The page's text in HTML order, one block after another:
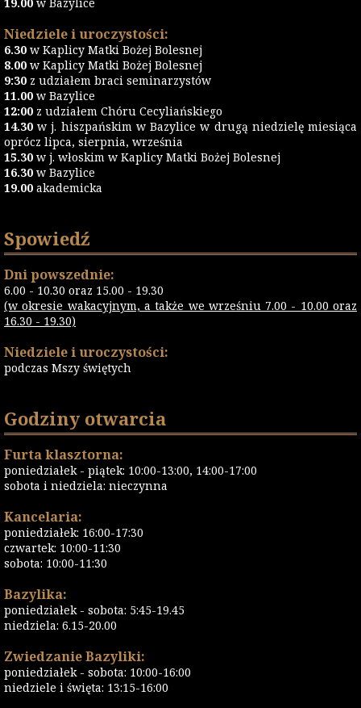
Niedziele i uroczystości:
6.30 w Kaplicy Matki Bożej Bolesnej
8.00 w Kaplicy Matki Bożej Bolesnej
9:30 z udziałem braci seminarzystów
11.00 w Bazylice
12:00 z udziałem Chóru Cecyliańskiego
14.30 w j. hiszpańskim w Bazylice w drugą niedzielę miesiąca
oprócz lipca, sierpnia, września
15.30 w j. włoskim w Kaplicy Matki Bożej Bolesnej
16.30 w Bazylice
19.00 akademicka
Spowiedź
Dni powszednie:
6.00 - 10.30 oraz 15.00 - 19.30
(w okresie wakacyjnym, a także we wrześniu 7.00 - 10.00 oraz
16.30 - 19.30)
Niedziele i uroczystości:
podczas Mszy świętych
Godziny otwarcia
Furta klasztorna:
poniedziałek - piątek: 10:00-13:00, 14:00-17:00
sobota i niedziela: nieczynna
Kancelaria:
poniedziałek: 16:00-17:30
czwartek: 10:00-11:30
sobota: 10:00-11:30
Bazylika:
poniedziałek - sobota: 5:45-19.45
niedziela: 6.15-20.00
Zwiedzanie Bazyliki:
poniedziałek - sobota: 10:00-16:00
niedziele i święta: 13:15-16:00